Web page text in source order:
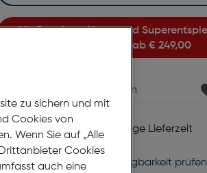
Mit Premiumgläsern und Superentspiegelung in Sehstärke
ab€ 249,00
Jetzt Termin vereinbaren
Lagernd | 6 bis 8 Werktage Lieferzeit
Nach Hause liefern
Selbstabholung in
Verfügbarkeit prüfen
zu sichern und mit
Cookies von
Wenn Sie auf „Alle
Cookies
auch eine